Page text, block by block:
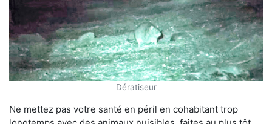
Dératiseur
Ne mettez pas votre santé en péril en cohabitant trop